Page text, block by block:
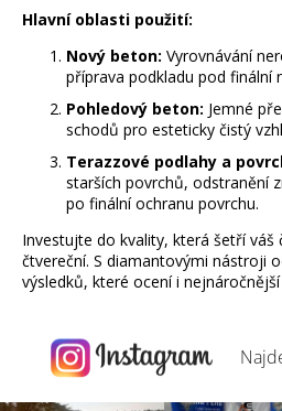
Hlavní oblasti použití:
Nový beton: Vyrovnávání
příprava podkladu pod finální
Pohledový beton: Jemné
schodů pro esteticky čistý
Terazzové podlahy a
starších povrchů, odstranění
po finální ochranu povrchu.
Investujte do kvality, která šetří váš
čtvereční. S diamantovými nástroji
výsledků, které ocení i